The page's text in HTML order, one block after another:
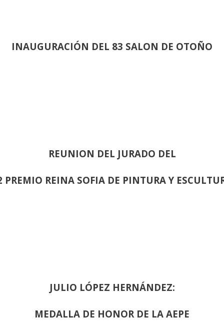
INAUGURACIÓN DEL 83 SALON DE OTOÑO
REUNION DEL JURADO DEL
PREMIO REINA SOFIA DE PINTURA Y
JULIO LÓPEZ HERNÁNDEZ:
MEDALLA DE HONOR DE LA AEPE